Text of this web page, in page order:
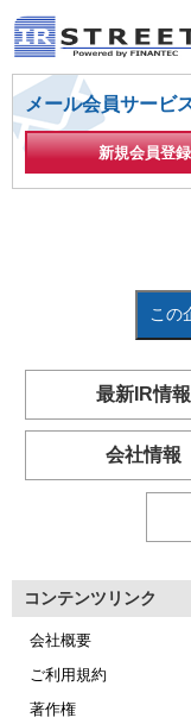
メール会員サービ
新規会員登録
この
最新IR情報
会社情報
コンテンツリンク
会社概要
ご利用規約
著作権